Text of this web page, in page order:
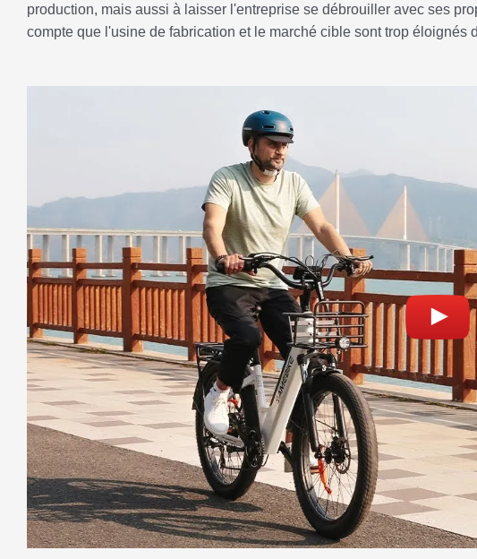
production, mais aussi à laisser l'entreprise se débrouiller avec ses
compte que l'usine de fabrication et le marché cible sont trop éloignés